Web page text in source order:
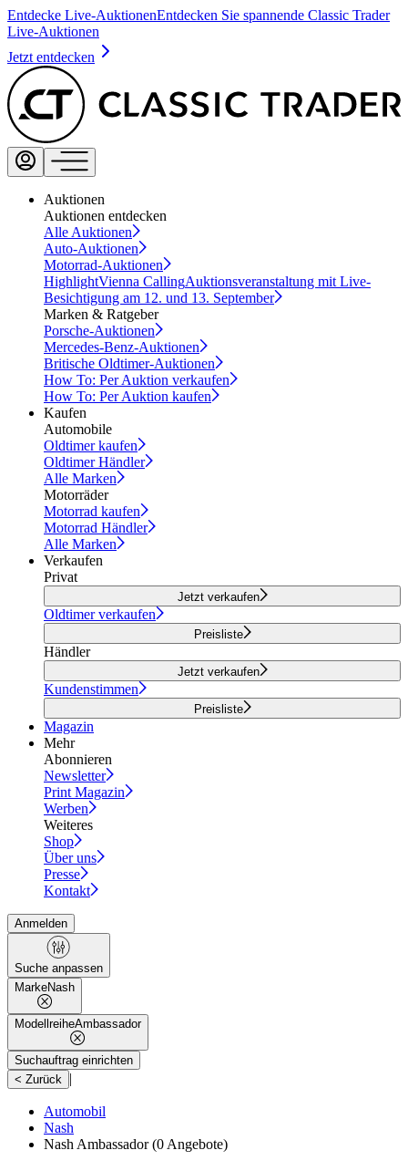
Entdecke Live-AuktionenEntdecken Sie spannende Classic Trader
Live-Auktionen
Jetzt entdecken
Auktionen
Auktionen entdecken
Alle Auktionen
Auto-Auktionen
Motorrad-Auktionen
HighlightVienna CallingAuktionsveranstaltung mit Live-
Besichtigung am 12. und 13. September
Marken & Ratgeber
Porsche-Auktionen
Mercedes-Benz-Auktionen
Britische Oldtimer-Auktionen
How To: Per Auktion verkaufen
How To: Per Auktion kaufen
Kaufen
Automobile
Oldtimer kaufen
Oldtimer Händler
Alle Marken
Motorräder
Motorrad kaufen
Motorrad Händler
Alle Marken
Verkaufen
Privat
Jetzt verkaufen
Oldtimer verkaufen
Preisliste
Händler
Jetzt verkaufen
Kundenstimmen
Preisliste
Magazin
Mehr
Abonnieren
Newsletter
Print Magazin
Werben
Weiteres
Shop
Über uns
Presse
Kontakt
Anmelden
Suche anpassen
MarkeNash
ModellreiheAmbassador
Suchauftrag einrichten
< Zurück |
Automobil
Nash
Nash Ambassador(0 Angebote)